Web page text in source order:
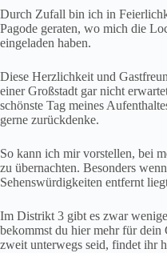
Durch Zufall bin ich in
Pagode geraten, wo mich die
eingeladen haben.
Diese Herzlichkeit und
einer Großstadt gar nicht
schönste Tag meines
gerne zurückdenke.
So kann ich mir vorstellen, bei
zu übernachten. Besonders
Sehenswürdigkeiten entfernt
Im Distrikt 3 gibt es zwar
bekommst du hier mehr für dein
zweit unterwegs seid, findet ihr